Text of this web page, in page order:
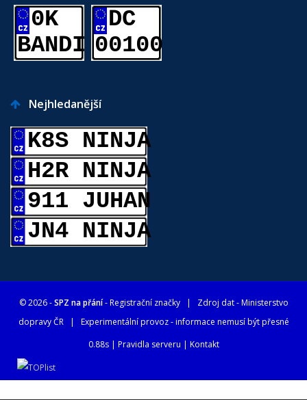
0K
BANDI
DC
00100
Nejhledanější
K8S NINJA
H2R NINJA
911 JUHAN
JN4 NINJA
© 2026 -SPZ na přání- Registrační značky| Zdroj dat -Ministerstvo
dopravy ČR| Experimentální provoz - informace nemusí být přesné
0.88s | Pravidla serveru | Kontakt